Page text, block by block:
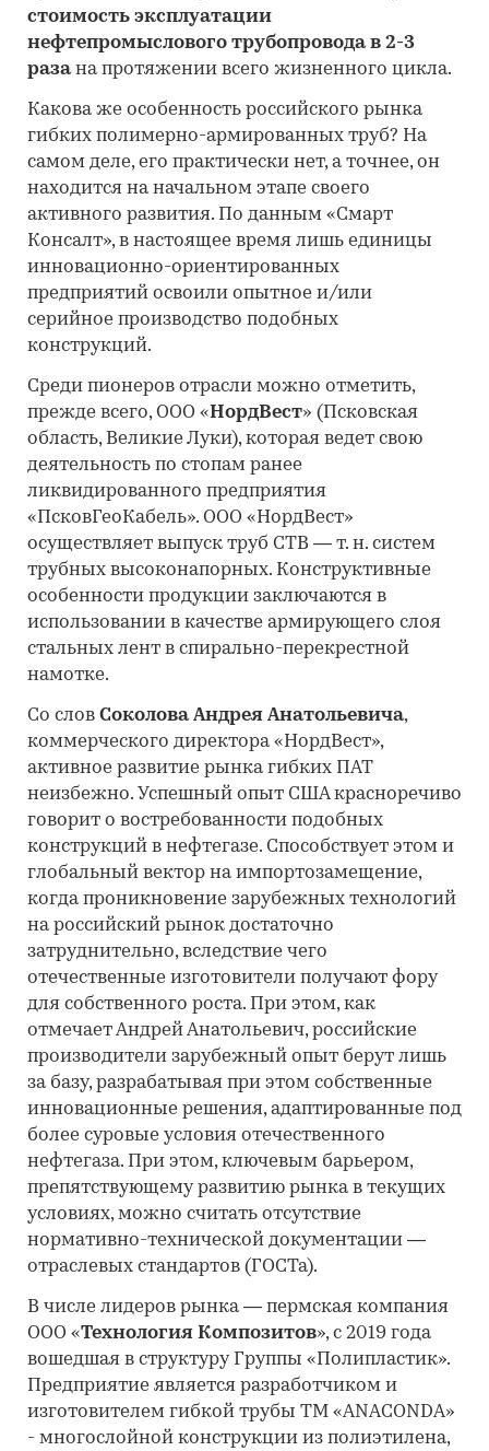
стоимость эксплуатации
нефтепромыслового трубопровода в 2-3
разана протяжении всего жизненного цикла.
Какова же особенность российского рынка
гибких полимерно-армированных труб? На
самом деле, его практически нет, а точнее, он
находится на начальном этапе своего
активного развития. По данным «Смарт
Консалт», в настоящее время лишь единицы
инновационно-ориентированных
предприятий освоили опытное и/или
серийное производство подобных
конструкций.
Среди пионеров отрасли можно отметить,
прежде всего, ООО «НордВест» (Псковская
область, Великие Луки), которая ведет свою
деятельность по стопам ранее
ликвидированного предприятия
«ПсковГеоКабель». ООО «НордВест»
осуществляет выпуск труб СТВ — т. н. систем
трубных высоконапорных. Конструктивные
особенности продукции заключаются в
использовании в качестве армирующего слоя
стальных лент в спирально-перекрестной
намотке.
Со слов Соколова Андрея Анатольевича,
коммерческого директора «НордВест»,
активное развитие рынка гибких ПАТ
неизбежно. Успешный опыт США красноречиво
говорит о востребованности подобных
конструкций в нефтегазе. Способствует этом и
глобальный вектор на импортозамещение,
когда проникновение зарубежных технологий
на российский рынок достаточно
затруднительно, вследствие чего
отечественные изготовители получают фору
для собственного роста. При этом, как
отмечает Андрей Анатольевич, российские
производители зарубежный опыт берут лишь
за базу, разрабатывая при этом собственные
инновационные решения, адаптированные под
более суровые условия отечественного
нефтегаза. При этом, ключевым барьером,
препятствующему развитию рынка в текущих
условиях, можно считать отсутствие
нормативно-технической документации —
отраслевых стандартов (ГОСТа).
В числе лидеров рынка — пермская компания
ООО «Технология Композитов», с 2019 года
вошедшая в структуру Группы «Полипластик».
Предприятие является разработчиком и
изготовителем гибкой трубы ТМ «ANACONDA»
- многослойной конструкции из полиэтилена,